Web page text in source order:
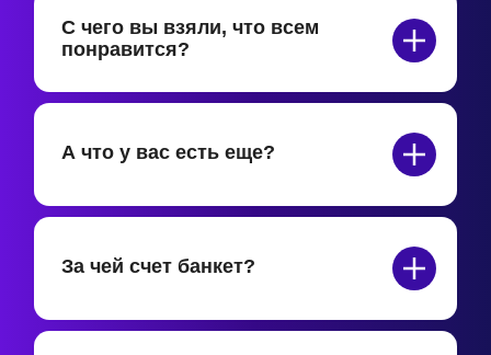
С чего вы взяли, что всем
понравится?
А что у вас есть еще?
За чей счет банкет?